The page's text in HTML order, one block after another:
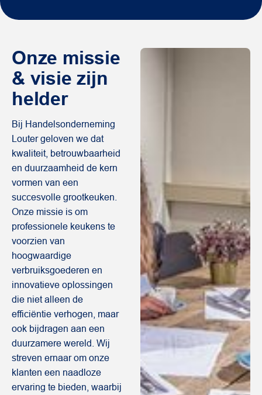
Onze missie
& visie zijn
helder
Bij Handelsonderneming
Louter geloven we dat
kwaliteit, betrouwbaarheid
en duurzaamheid de kern
vormen van een
succesvolle grootkeuken.
Onze missie is om
professionele keukens te
voorzien van
hoogwaardige
verbruiksgoederen en
innovatieve oplossingen
die niet alleen de
efficiëntie verhogen, maar
ook bijdragen aan een
duurzamere wereld. Wij
streven ernaar om onze
klanten een naadloze
ervaring te bieden, waarbij